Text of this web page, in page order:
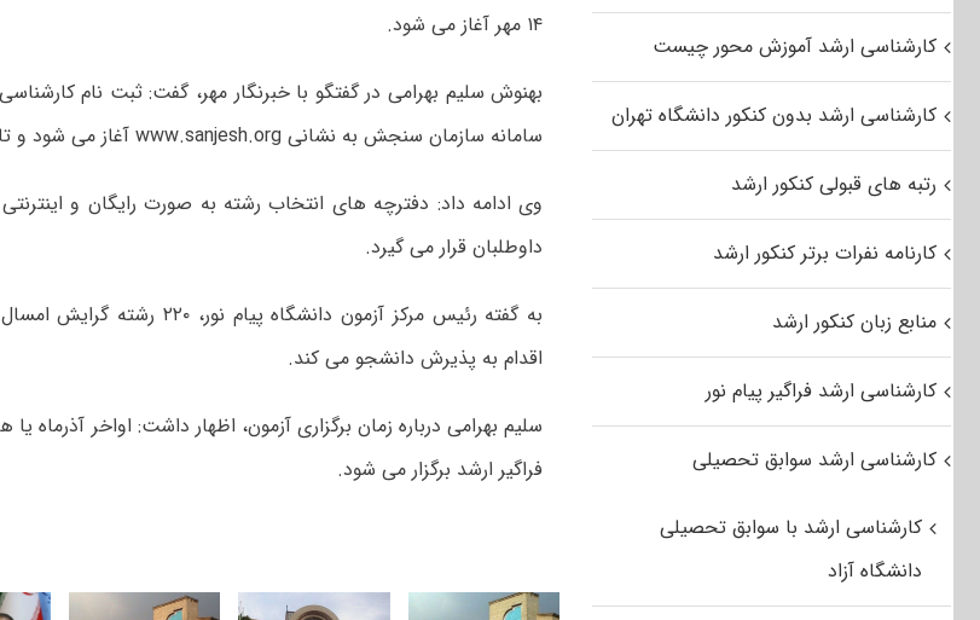
۱۴ مهر آغاز می شود.
سامانه سازمان سنجش به نشانی www.sanjesh.org آغاز می شود و تا ۲۱ مهر ادامه دارد.
وی ادامه داد: دفترچه های انتخاب رشته به صورت رایگان و
داوطلبان قرار می گیرد.
به گفته رئیس مرکز آزمون دانشگاه
اقدام به پذیرش دانشجو می کند.
سلیم بهرامی درباره زمان برگزاری آزمون، اظهار داشت: اواخر آذرماه
فراگیر ارشد برگزار می شود.
کارشناسی ارشد آموزش محور چیست
کارشناسی ارشد بدون کنکور دانشگاه تهران
رتبه های قبولی کنکور ارشد
کارنامه نفرات برتر کنکور ارشد
منابع زبان کنکور ارشد
کارشناسی ارشد فراگیر پیام نور
کارشناسی ارشد سوابق تحصیلی
کارشناسی ارشد با سوابق تحصیلی
دانشگاه آزاد